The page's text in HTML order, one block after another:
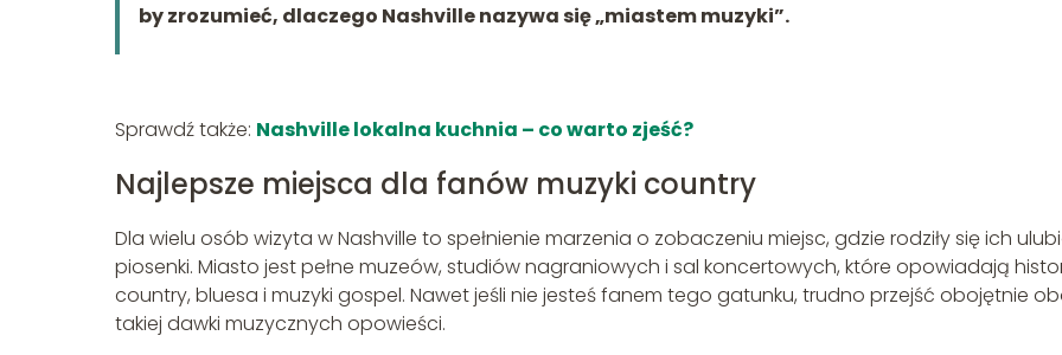
by zrozumieć, dlaczego Nashville nazywa się „miastem muzyki”.
Sprawdź także: Nashville lokalna kuchnia – co warto zjeść?
Najlepsze miejsca dla fanów muzyki country
Dla wielu osób wizyta w Nashville to spełnienie marzenia o zobaczeniu miejsc, gdzie rodziły się ich
piosenki. Miasto jest pełne muzeów, studiów nagraniowych i sal koncertowych, które opowiadają
country, bluesa i muzyki gospel. Nawet jeśli nie jesteś fanem tego gatunku, trudno przejść obojętnie
takiej dawki muzycznych opowieści.